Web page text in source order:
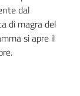
dal
di magra del
si apre il